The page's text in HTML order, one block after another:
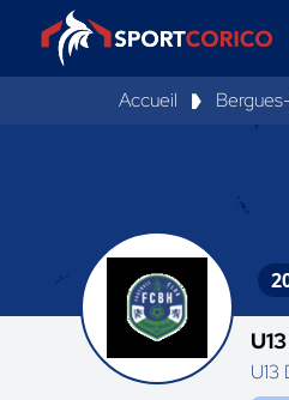
Accueil
U13